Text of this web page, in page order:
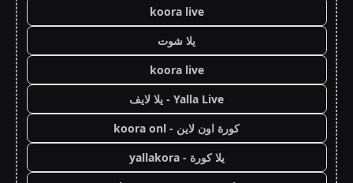
koora live
يلا شوت
koora live
Yalla Live - يلا لايف
كورة اون لاين - koora onl
يلا كورة - yallakora